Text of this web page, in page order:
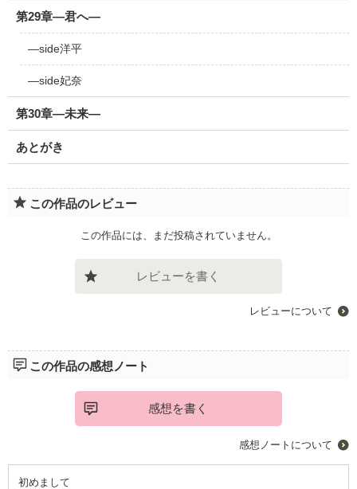
第29章―君へ―
―side洋平
―side妃奈
第30章―未来―
あとがき
この作品のレビュー
この作品には、まだ投稿されていません。
レビューを書く
レビューについて
この作品の感想ノート
感想を書く
感想ノートについて
初めまして